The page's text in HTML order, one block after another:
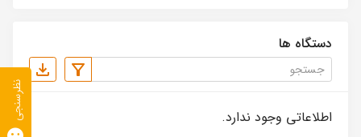
دستگاه ها
اطلاعاتی وجود ندارد. نظرسنجی